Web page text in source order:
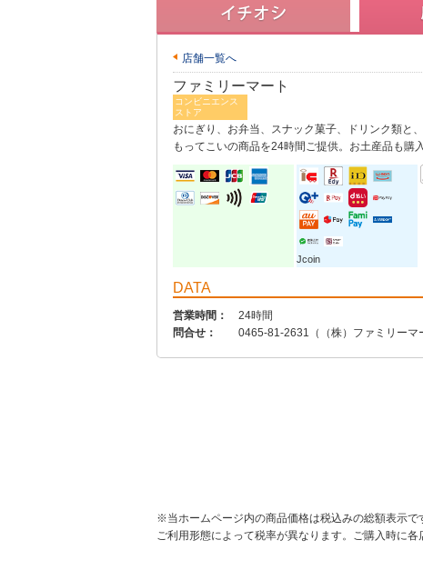
店舗一覧へ
ファミリーマート
コンビニエンス
ストア
おにぎり、お弁当、スナック菓子、ドリンク類と
もってこいの商品を24時間ご提供。お土産品も購
Jcoin
DATA
営業時間：
24時間
問合せ：
0465-81-2631（（株）ファミリー
※当ホームページ内の商品価格は税込みの総額表示
ご利用形態によって税率が異なります。ご購入時に各